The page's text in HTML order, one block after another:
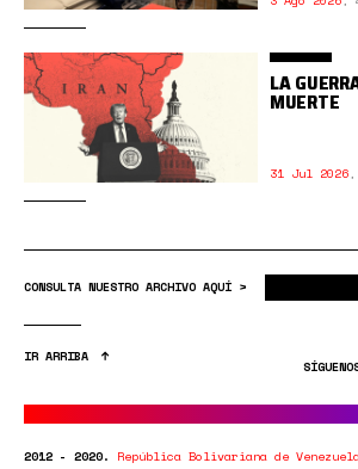
LA
MUERTE
31 Jul 2026,
CONSULTA NUESTRO ARCHIVO AQUÍ >
IR ARRIBA
2012 - 2020. República Bolivariana de